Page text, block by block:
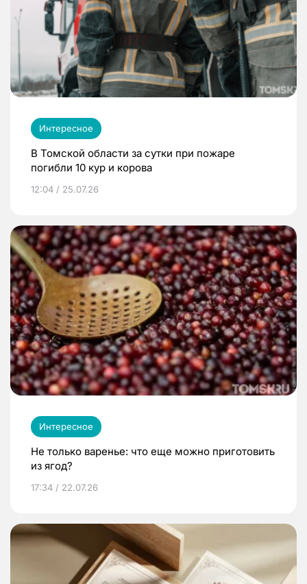
Интересное
В Томской области за сутки при пожаре
погибли 10 кур и корова
12:04 / 25.07.26
Интересное
Не только варенье: что еще можно приготовить
из ягод?
17:34 / 22.07.26